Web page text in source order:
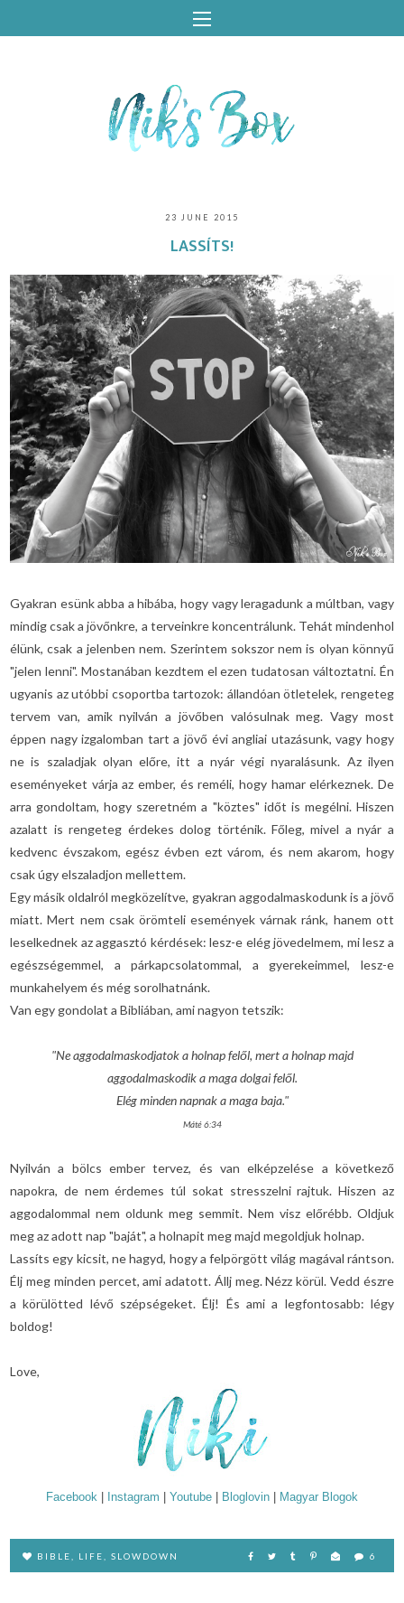
23 JUNE 2015
LASSÍTS!
Gyakran esünk abba a hibába, hogy vagy leragadunk a múltban, vagy
mindig csak a jövőnkre, a terveinkre koncentrálunk. Tehát mindenhol
élünk, csak a jelenben nem. Szerintem sokszor nem is olyan könnyű
"jelen lenni". Mostanában kezdtem el ezen tudatosan változtatni. Én
ugyanis az utóbbi csoportba tartozok: állandóan ötletelek, rengeteg
tervem van, amik nyilván a jövőben valósulnak meg. Vagy most
éppen nagy izgalomban tart a jövő évi angliai utazásunk, vagy hogy
ne is szaladjak olyan előre, itt a nyár végi nyaralásunk. Az ilyen
eseményeket várja az ember, és reméli, hogy hamar elérkeznek. De
arra gondoltam, hogy szeretném a "köztes" időt is megélni. Hiszen
azalatt is rengeteg érdekes dolog történik. Főleg, mivel a nyár a
kedvenc évszakom, egész évben ezt várom, és nem akarom, hogy
csak úgy elszaladjon mellettem.
Egy másik oldalról megközelítve, gyakran aggodalmaskodunk is a jövő
miatt. Mert nem csak örömteli események várnak ránk, hanem ott
leselkednek az aggasztó kérdések: lesz-e elég jövedelmem, mi lesz a
egészségemmel, a párkapcsolatommal, a gyerekeimmel, lesz-e
munkahelyem és még sorolhatnánk.
Van egy gondolat a Bibliában, ami nagyon tetszik:
"Ne aggodalmaskodjatok a holnap felől, mert a holnap majd
aggodalmaskodik a maga dolgai felől.
Elég minden napnak a maga baja."
Máté 6:34
Nyilván a bölcs ember tervez, és van elképzelése a következő
napokra, de nem érdemes túl sokat stresszelni rajtuk. Hiszen az
aggodalommal nem oldunk meg semmit. Nem visz előrébb. Oldjuk
meg az adott nap "baját", a holnapit meg majd megoldjuk holnap.
Lassíts egy kicsit, ne hagyd, hogy a felpörgött világ magával rántson.
Élj meg minden percet, ami adatott. Állj meg. Nézz körül. Vedd észre
a körülötted lévő szépségeket. Élj! És ami a legfontosabb: légy
boldog!
Love,
Facebook Instagram Youtube Bloglovin Magyar Blogok
BIBLE LIFE ,SLOWDOWN 6